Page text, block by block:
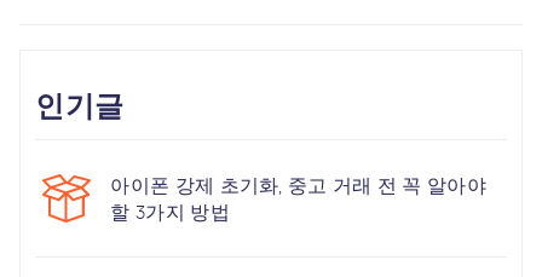
인기글
아이폰 강제 초기화, 중고 거래 전 꼭 알아야
할 3가지 방법